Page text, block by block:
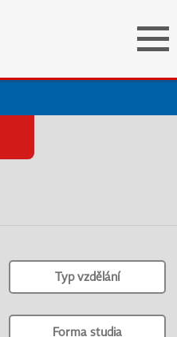
Typ vzdělání
Forma studia